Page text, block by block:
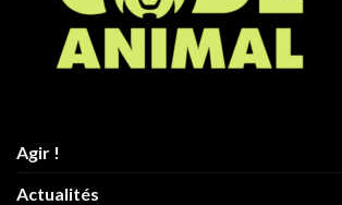
Agir !
Actualités